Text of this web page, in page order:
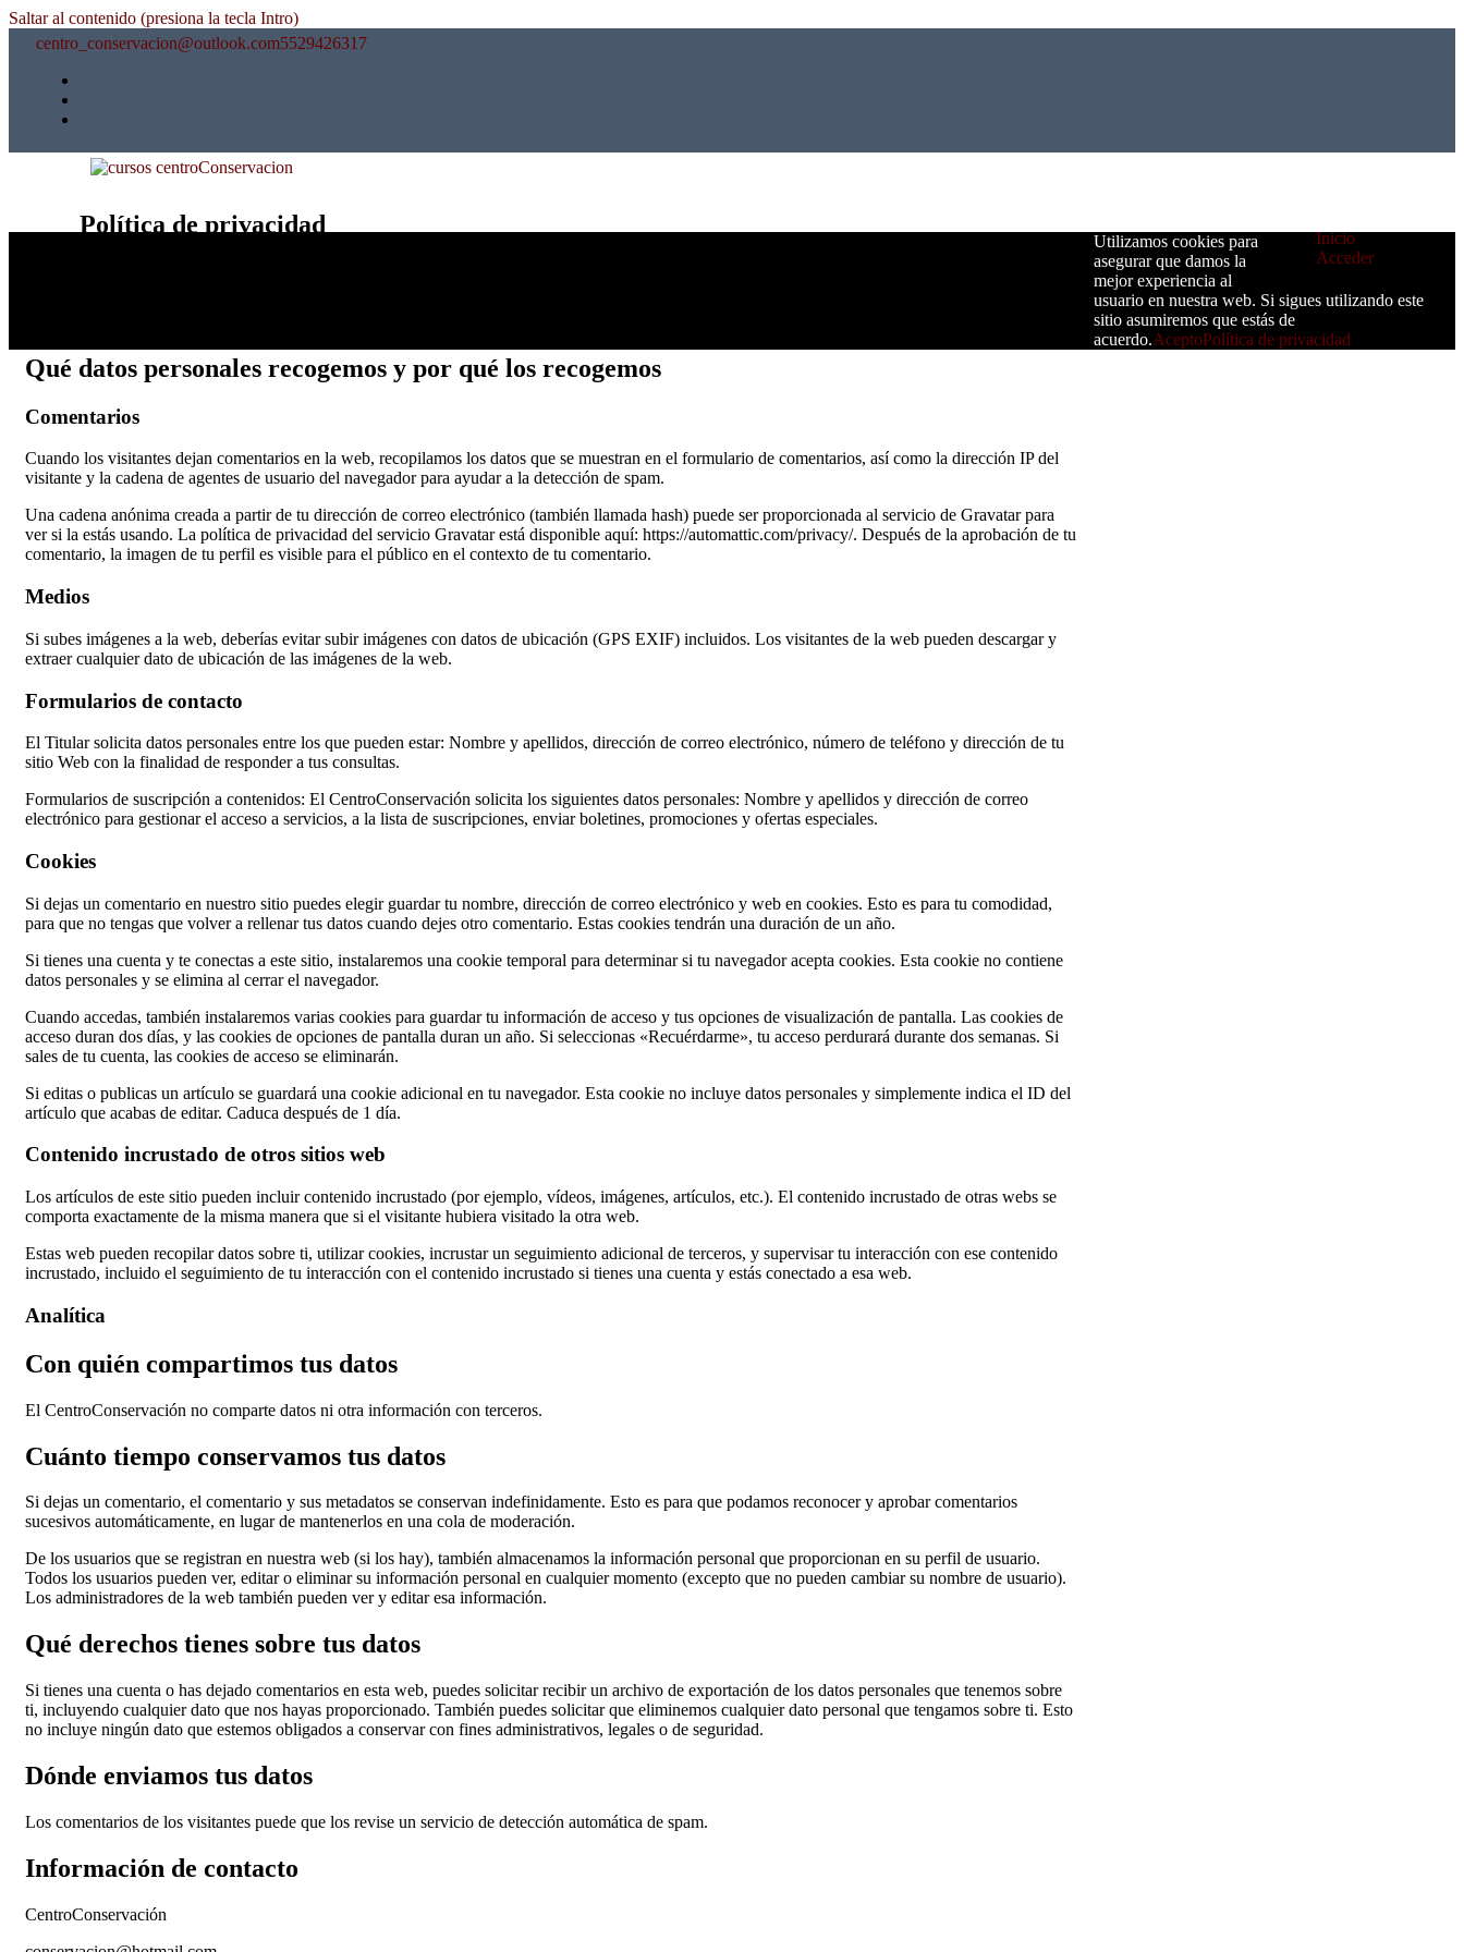
Saltar al contenido (presiona la tecla Intro)
centro_conservacion@outlook.com5529426317
Inicio
Acceder
Política de privacidad
Qué datos personales recogemos y por qué los recogemos
Comentarios
Cuando los visitantes dejan comentarios en la web, recopilamos los datos que se muestran en el formulario de comentarios, así como la dirección IP del
visitante y la cadena de agentes de usuario del navegador para ayudar a la detección de spam.
Una cadena anónima creada a partir de tu dirección de correo electrónico (también llamada hash) puede ser proporcionada al servicio de Gravatar para
ver si la estás usando. La política de privacidad del servicio Gravatar está disponible aquí: https://automattic.com/privacy/. Después de la aprobación de tu
comentario, la imagen de tu perfil es visible para el público en el contexto de tu comentario.
Medios
Si subes imágenes a la web, deberías evitar subir imágenes con datos de ubicación (GPS EXIF) incluidos. Los visitantes de la web pueden descargar y
extraer cualquier dato de ubicación de las imágenes de la web.
Formularios de contacto
El Titular solicita datos personales entre los que pueden estar: Nombre y apellidos, dirección de correo electrónico, número de teléfono y dirección de tu
sitio Web con la finalidad de responder a tus consultas.
Formularios de suscripción a contenidos: El CentroConservación solicita los siguientes datos personales: Nombre y apellidos y dirección de correo
electrónico para gestionar el acceso a servicios, a la lista de suscripciones, enviar boletines, promociones y ofertas especiales.
Cookies
Si dejas un comentario en nuestro sitio puedes elegir guardar tu nombre, dirección de correo electrónico y web en cookies. Esto es para tu comodidad,
para que no tengas que volver a rellenar tus datos cuando dejes otro comentario. Estas cookies tendrán una duración de un año.
Si tienes una cuenta y te conectas a este sitio, instalaremos una cookie temporal para determinar si tu navegador acepta cookies. Esta cookie no contiene
datos personales y se elimina al cerrar el navegador.
Cuando accedas, también instalaremos varias cookies para guardar tu información de acceso y tus opciones de visualización de pantalla. Las cookies de
acceso duran dos días, y las cookies de opciones de pantalla duran un año. Si seleccionas «Recuérdarme», tu acceso perdurará durante dos semanas. Si
sales de tu cuenta, las cookies de acceso se eliminarán.
Si editas o publicas un artículo se guardará una cookie adicional en tu navegador. Esta cookie no incluye datos personales y simplemente indica el ID del
artículo que acabas de editar. Caduca después de 1 día.
Contenido incrustado de otros sitios web
Los artículos de este sitio pueden incluir contenido incrustado (por ejemplo, vídeos, imágenes, artículos, etc.). El contenido incrustado de otras webs se
comporta exactamente de la misma manera que si el visitante hubiera visitado la otra web.
Estas web pueden recopilar datos sobre ti, utilizar cookies, incrustar un seguimiento adicional de terceros, y supervisar tu interacción con ese contenido
incrustado, incluido el seguimiento de tu interacción con el contenido incrustado si tienes una cuenta y estás conectado a esa web.
Analítica
Con quién compartimos tus datos
El CentroConservación no comparte datos ni otra información con terceros.
Cuánto tiempo conservamos tus datos
Si dejas un comentario, el comentario y sus metadatos se conservan indefinidamente. Esto es para que podamos reconocer y aprobar comentarios
sucesivos automáticamente, en lugar de mantenerlos en una cola de moderación.
De los usuarios que se registran en nuestra web (si los hay), también almacenamos la información personal que proporcionan en su perfil de usuario.
Todos los usuarios pueden ver, editar o eliminar su información personal en cualquier momento (excepto que no pueden cambiar su nombre de usuario).
Los administradores de la web también pueden ver y editar esa información.
Qué derechos tienes sobre tus datos
Si tienes una cuenta o has dejado comentarios en esta web, puedes solicitar recibir un archivo de exportación de los datos personales que tenemos sobre
ti, incluyendo cualquier dato que nos hayas proporcionado. También puedes solicitar que eliminemos cualquier dato personal que tengamos sobre ti. Esto
no incluye ningún dato que estemos obligados a conservar con fines administrativos, legales o de seguridad.
Dónde enviamos tus datos
Los comentarios de los visitantes puede que los revise un servicio de detección automática de spam.
Información de contacto
CentroConservación
Utilizamos cookies para
asegurar que damos la
mejor experiencia al
usuario en nuestra web. Si sigues utilizando este
sitio asumiremos que estás de
acuerdo.AceptoPolítica de privacidad